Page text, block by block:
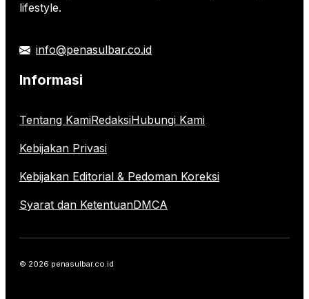
lifestyle.
info@penasulbar.co.id
Informasi
Tentang KamiRedaksiHubungi Kami
Kebijakan Privasi
Kebijakan Editorial & Pedoman Koreksi
Syarat dan KetentuanDMCA
© 2026 penasulbar.co.id